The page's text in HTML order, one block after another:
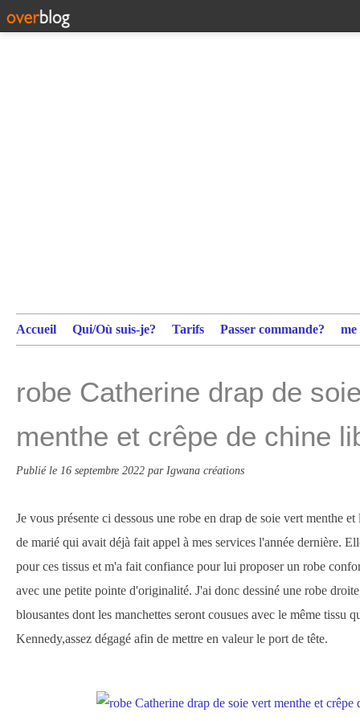
Accueil Qui/Où suis-je? Tarifs Passer commande?
robe Catherine drap de
menthe et crêpe de chine
Publié le 16 septembre 2022 par Igwana créations
Je vous présente ci dessous une robe en drap de soie vert menthe
de marié qui avait déjà fait appel à mes services l'année dernière.
pour ces tissus et m'a fait confiance pour lui proposer un robe
avec une petite pointe d'originalité. J'ai donc dessiné une robe
blousantes dont les manchettes seront cousues avec le même tissu
Kennedy,assez dégagé afin de mettre en valeur le port de tête.